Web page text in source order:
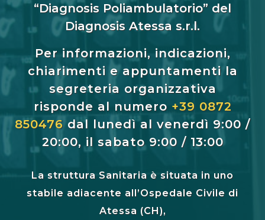
“Diagnosis Poliambulatorio” del
Diagnosis Atessa s.r.l.
Per informazioni, indicazioni,
chiarimenti e appuntamenti la
segreteria organizzativa
risponde al numero +39 0872
850476 dal lunedì al venerdì 9:00 /
20:00, il sabato 9:00 / 13:00
La struttura Sanitaria è situata in uno
stabile adiacente all’Ospedale Civile di
Atessa (CH),